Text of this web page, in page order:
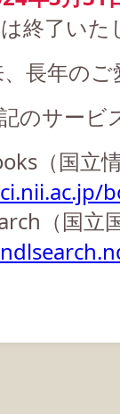
終了いた
長年の
のサービ
（国立
（国立